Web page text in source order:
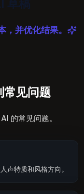
草稿
并优化结果。
见问题
的常见问题。
声特质和风格方向。